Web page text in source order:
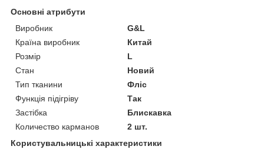
Основні атрибути
Виробник
G&L
Країна виробник
Китай
Розмір
L
Стан
Новий
Тип тканини
Фліс
Функція підігріву
Так
Застібка
Блискавка
Количество карманов
2 шт.
Користувальницькі характеристики